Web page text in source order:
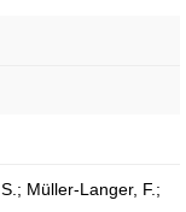
Müller-Langer, F.;